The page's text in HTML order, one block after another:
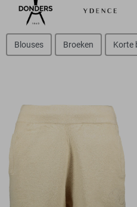
Blouses Broeken Korte